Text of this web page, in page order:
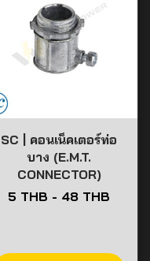
SC | คอนเน็คเตอร์ท่อ
บาง (E.M.T.
CONNECTOR)
5 THB - 48 THB